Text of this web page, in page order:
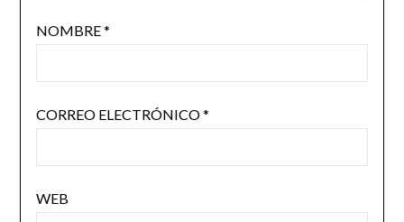
NOMBRE*
CORREO ELECTRÓNICO*
WEB